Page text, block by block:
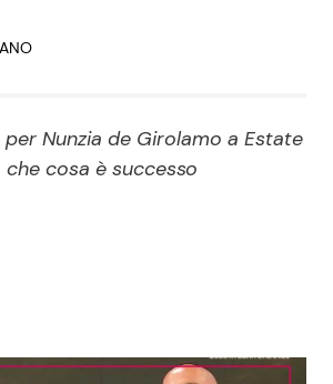
Reality e Talent
Nunzia de Girolamo a Estate
cosa è successo